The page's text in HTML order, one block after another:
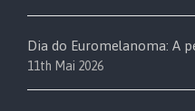
Dia do Euromelanoma: A
11th Mai 2026